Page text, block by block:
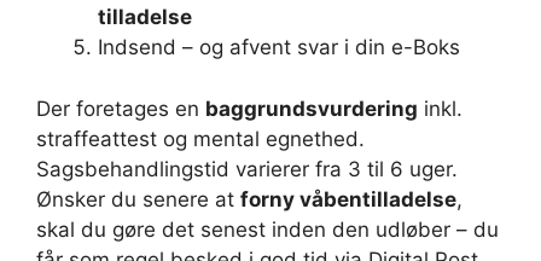
tilladelse
Indsend – og afvent svar i din e-Boks
Der foretages en baggrundsvurdering inkl.
straffeattest og mental egnethed.
Sagsbehandlingstid varierer fra 3 til 6 uger.
Ønsker du senere at forny våbentilladelse,
skal du gøre det senest inden den udløber – du